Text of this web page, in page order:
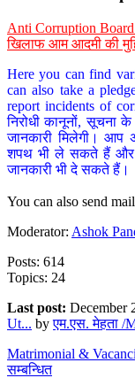
Anti Corruption
खिलाफ आम आदमी की
Here you can find
can also take a
report incidents of
निरोधी कानूनों, सूचना
जानकारी मिलेगी। आप
शपथ भी ले सकते हैं और
जानकारी भी दे सकते हैं।
You can also send
Moderator: Ashok
Posts: 614
Topics: 24
Last post: December
Ut... byएम.एस. मेहता /
Matrimonial &
सम्बन्धित